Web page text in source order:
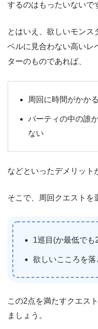
するのはもったいないで
とはいえ、欲しいモンス
ベルに見合わない高いレ
ターのものであれば、
周回に時間がかかる
パーティの中の誰
ない
などといったデメリット
そこで、周回クエストを
1巡目(か最低でも
欲しいこころを
この2点を満たすクエス
ましょう。